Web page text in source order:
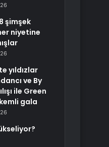
şimşek
niyetine
yıldızlar
ve By
ile Green
gala